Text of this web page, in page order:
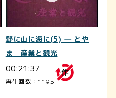
野に山に海に(5) ― とや
ま 産業と観光
00:21:37
再生回数：1195